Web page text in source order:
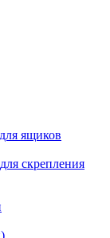
ящиков
скрепления